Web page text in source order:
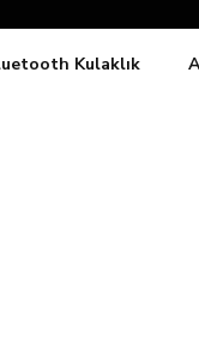
5 İş
Ödeme Kolaylığı,
Kulaklık